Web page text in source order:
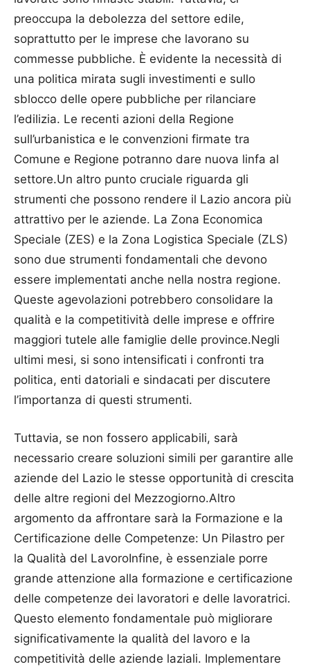
preoccupa la debolezza del settore edile,
soprattutto per le imprese che lavorano su
commesse pubbliche. È evidente la necessità di
una politica mirata sugli investimenti e sullo
sblocco delle opere pubbliche per rilanciare
l’edilizia. Le recenti azioni della Regione
sull’urbanistica e le convenzioni firmate tra
Comune e Regione potranno dare nuova linfa al
settore.Un altro punto cruciale riguarda gli
strumenti che possono rendere il Lazio ancora più
attrattivo per le aziende. La Zona Economica
Speciale (ZES) e la Zona Logistica Speciale (ZLS)
sono due strumenti fondamentali che devono
essere implementati anche nella nostra regione.
Queste agevolazioni potrebbero consolidare la
qualità e la competitività delle imprese e offrire
maggiori tutele alle famiglie delle province.Negli
ultimi mesi, si sono intensificati i confronti tra
politica, enti datoriali e sindacati per discutere
l’importanza di questi strumenti.
Tuttavia, se non fossero applicabili, sarà
necessario creare soluzioni simili per garantire alle
aziende del Lazio le stesse opportunità di crescita
delle altre regioni del Mezzogiorno.Altro
argomento da affrontare sarà la Formazione e la
Certificazione delle Competenze: Un Pilastro per
la Qualità del LavoroInfine, è essenziale porre
grande attenzione alla formazione e certificazione
delle competenze dei lavoratori e delle lavoratrici.
Questo elemento fondamentale può migliorare
significativamente la qualità del lavoro e la
competitività delle aziende laziali. Implementare